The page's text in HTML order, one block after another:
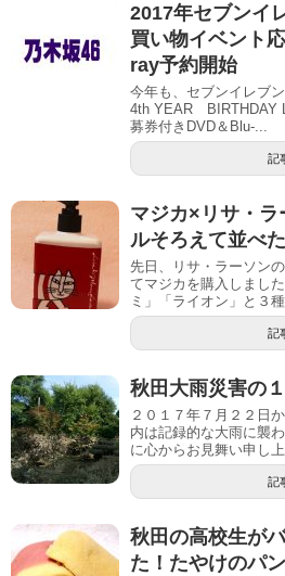
2017年セブンイ
買い物イベント
ray予約開始
今年も、セブンイレブ
4th YEAR BIRTHDAY
募券付きDVD＆Blu-...
記
マジカ×リサ・ラ
ルそろえて並べ
先日、リサ・ラーソン
てマジカを購入しまし
ミ」「ライオン」と３
記
秋田大雨災害の
２０１７年７月２２日
内は記録的な大雨に襲
に心からお見舞い申し
記
秋田の高校生が
た！たやけのパ